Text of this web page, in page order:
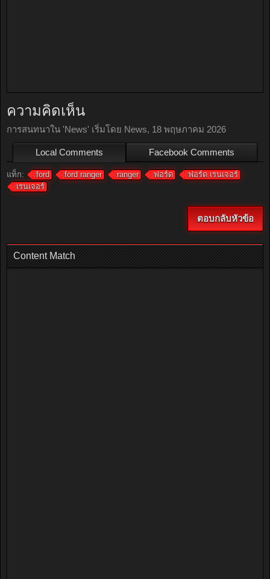
ความคิดเห็น
การสนทนาใน 'News' เริ่มโดย News, 18 พฤษภาคม 2026
Local Comments Facebook Comments
แท็ก: ford ford ranger ranger ฟอร์ด
ฟอร์ด เรนเจอร์
เรนเจอร์
ตอบกลับหัวข้อ
Content Match